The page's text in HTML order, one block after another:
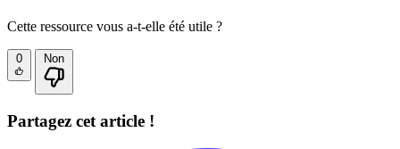
Cette ressource vous a-t-elle été utile ?
0
Partagez cet article !